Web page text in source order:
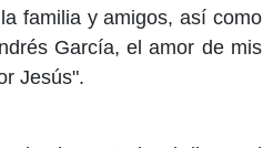
familia y amigos, así como
García, el amor de mis
Jesús".